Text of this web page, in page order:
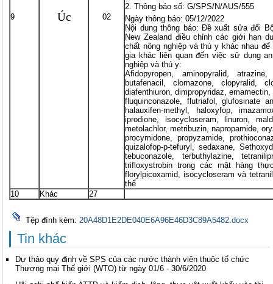
9 Úc 02
Thông báo số: G/SPS/N/AUS/555
Ngày thông báo: 05/12/2022
Nội dung thông báo: Đề xuất sửa đổi
New Zealand điều chỉnh các giới hạn
chất nông nghiệp và thú y khác nhau
gia khác liên quan đến việc sử dụng
nghiệp và thú y:
Afidopyropen, aminopyralid,
butafenacil, clomazone, clopyralid,
diafenthiuron, dimpropyridaz,
fluquinconazole, flutriafol, glufosinate
halauxifen-methyl, haloxyfop,
iprodione, isocycloseram, linuron,
metolachlor, metribuzin, napropamide,
procymidone, propyzamide,
quizalofop-p-tefuryl, sedaxane,
tebuconazole, terbuthylazine,
trifloxystrobin trong các mặt hàng
florylpicoxamid, isocycloseram và
thể
10
Khác 27
Tệp đính kèm: 20A48D1E2DE040E6A96E46D3C89A5482.docx
Tin khác
Dự thảo quy định về SPS của các nước thành viên thuộc tổ chức
Thương mại Thế giới (WTO) từ ngày 01/6 - 30/6/2020